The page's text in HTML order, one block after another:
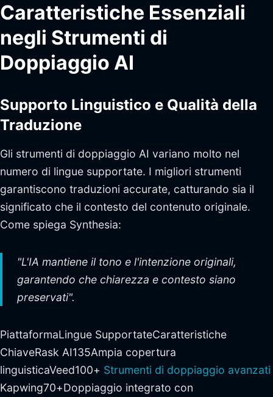
Caratteristiche Essenziali
negli Strumenti di
Doppiaggio AI
Supporto Linguistico e Qualità della
Traduzione
Gli strumenti di doppiaggio AI variano molto nel
numero di lingue supportate. I migliori strumenti
garantiscono traduzioni accurate, catturando sia il
significato che il contesto del contenuto originale.
Come spiega Synthesia:
"L'IA mantiene il tono e l'intenzione originali,
garantendo che chiarezza e contesto siano
preservati".
PiattaformaLingue SupportateCaratteristiche
ChiaveRask AI135Ampia copertura
linguisticaVeed100+ Strumenti di doppiaggio avanzati
Kapwing70+Doppiaggio integrato con